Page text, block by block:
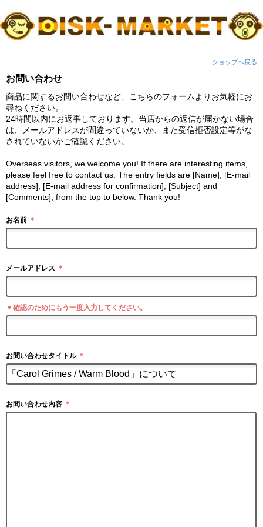
ショップへ戻る
お問い合わせ
商品に関するお問い合わせなど、こちらのフォームよりお気軽にお
尋ねください。
24時間以内にお返事しております。当店からの返信が届かない場合
は、メールアドレスが間違っていないか、また受信拒否設定等がな
されていないかご確認ください。
Overseas visitors, we welcome you! If there are interesting items,
please feel free to contact us. The entry fields are [Name], [E-mail
address], [E-mail address for confirmation], [Subject] and
[Comments], from the top to below. Thank you!
お名前 ＊
メールアドレス ＊
▼確認のためにもう一度入力してください。
お問い合わせタイトル ＊
お問い合わせ内容 ＊